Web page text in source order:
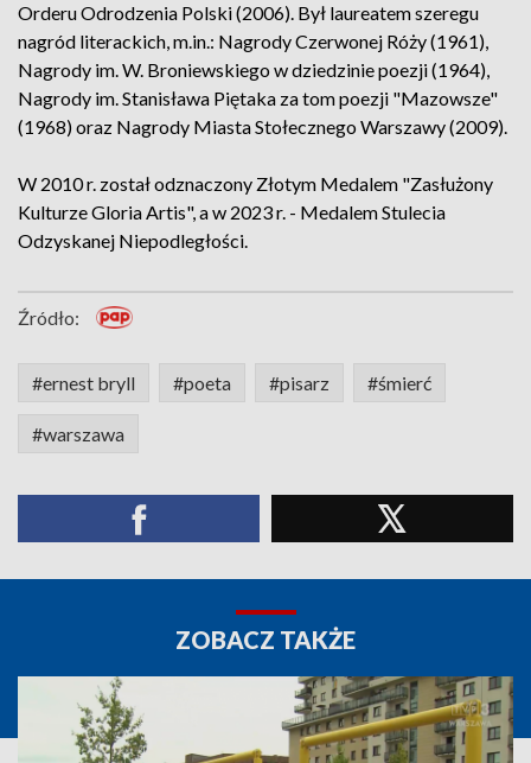
Orderu Odrodzenia Polski (2006). Był laureatem szeregu
nagród literackich, m.in.: Nagrody Czerwonej Róży (1961),
Nagrody im. W. Broniewskiego w dziedzinie poezji (1964),
Nagrody im. Stanisława Piętaka za tom poezji "Mazowsze"
(1968) oraz Nagrody Miasta Stołecznego Warszawy (2009).
W 2010 r. został odznaczony Złotym Medalem "Zasłużony
Kulturze Gloria Artis", a w 2023 r. - Medalem Stulecia
Odzyskanej Niepodległości.
Źródło:
#ernest bryll #poeta #pisarz #śmierć
#warszawa
ZOBACZ TAKŻE